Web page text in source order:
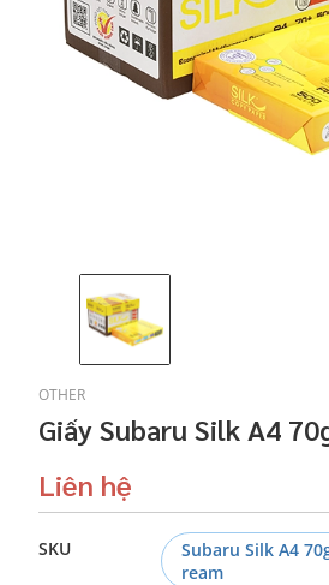
OTHER
Giấy Subaru Silk A4
Liên hệ
SKU
Subaru Silk A4
ream